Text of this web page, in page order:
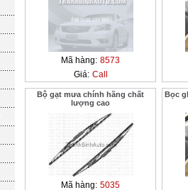
Mã hàng: 8573
Giá: Call
Bộ gạt mưa chính hãng chất
lượng cao
Mã hàng: 5035
Bọc